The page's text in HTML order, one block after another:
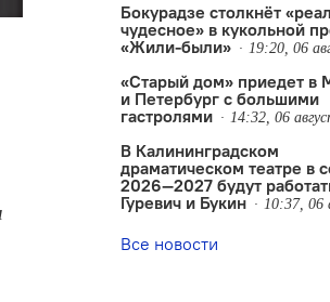
Бокурадзе столкнëт
чудесное» в кукольной
«Жили-были»
19:20, 06
«Старый дом» приедет в
и Петербург с большими
гастролями
14:32, 06
В Калининградском
драматическом театре в
2026—2027 будут
Гуревич и Букин
10:37, 06
Все новости